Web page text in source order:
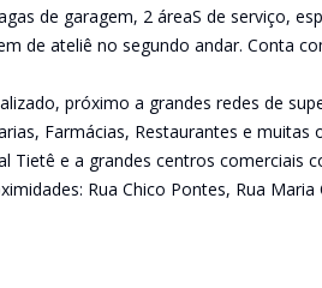
de garagem, 2 áreaS de serviço,
de ateliê no segundo andar. Conta
próximo a grandes redes de
Farmácias, Restaurantes e muitas
Tietê e a grandes centros comerciais
Rua Chico Pontes, Rua